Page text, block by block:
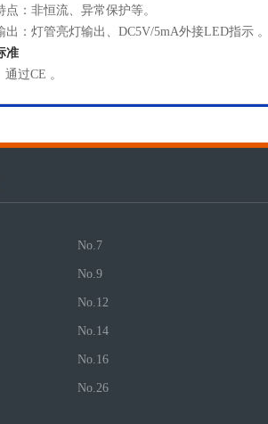
点：非恒流、异常保护等。
出：灯管亮灯输出、DC5V/5mA外接LED指示 。
准
通过CE 。
No.7
No.9
No.12
No.14
No.16
No.26